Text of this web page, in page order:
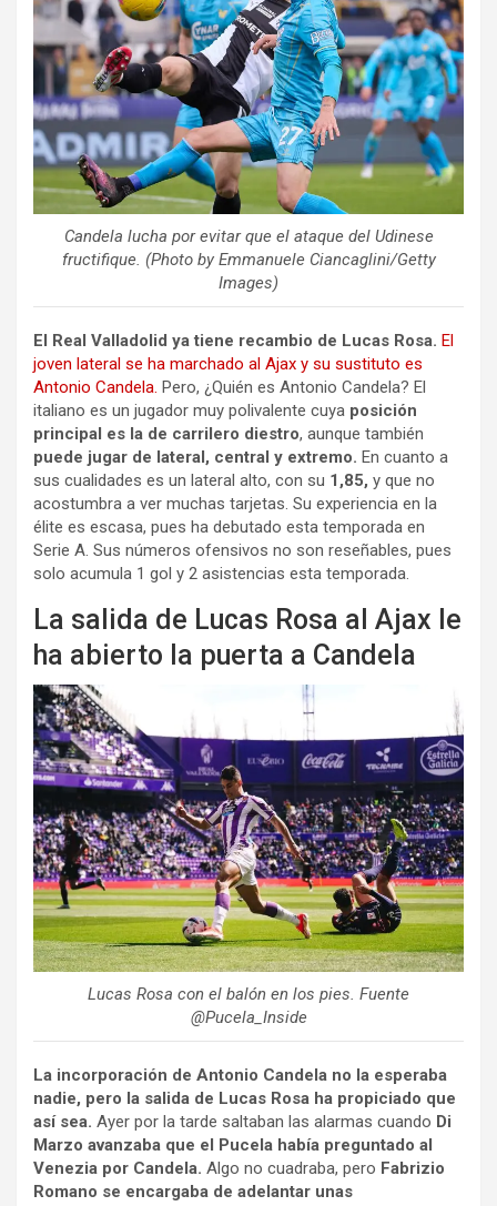
Candela lucha por evitar que el ataque del Udinese
fructifique. (Photo by Emmanuele Ciancaglini/Getty
Images)
El Real Valladolid ya tiene recambio de Lucas Rosa. El
joven lateral se ha marchado al Ajax y su sustituto es
Antonio Candela. Pero, ¿Quién es Antonio Candela? El
italiano es un jugador muy polivalente cuya posición
principal es la de carrilero diestro, aunque también
puede jugar de lateral, central y extremo. En cuanto a
sus cualidades es un lateral alto, con su 1,85, y que no
acostumbra a ver muchas tarjetas. Su experiencia en la
élite es escasa, pues ha debutado esta temporada en
Serie A. Sus números ofensivos no son reseñables, pues
solo acumula 1 gol y 2 asistencias esta temporada.
La salida de Lucas Rosa al Ajax le
ha abierto la puerta a Candela
Lucas Rosa con el balón en los pies. Fuente
@Pucela_Inside
La incorporación de Antonio Candela no la esperaba
nadie, pero la salida de Lucas Rosa ha propiciado que
así sea. Ayer por la tarde saltaban las alarmas cuando Di
Marzo avanzaba que el Pucela había preguntado al
Venezia por Candela. Algo no cuadraba, pero Fabrizio
Romano se encargaba de adelantar unas